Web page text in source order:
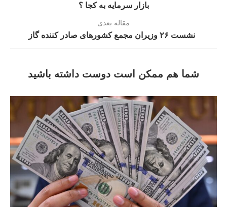
بازار سرمایه به كجا ؟
مقاله بعدی
نشست ۲۶ وزيران مجمع کشورهاى صادر کننده گاز
شما هم ممکن است دوست داشته باشید